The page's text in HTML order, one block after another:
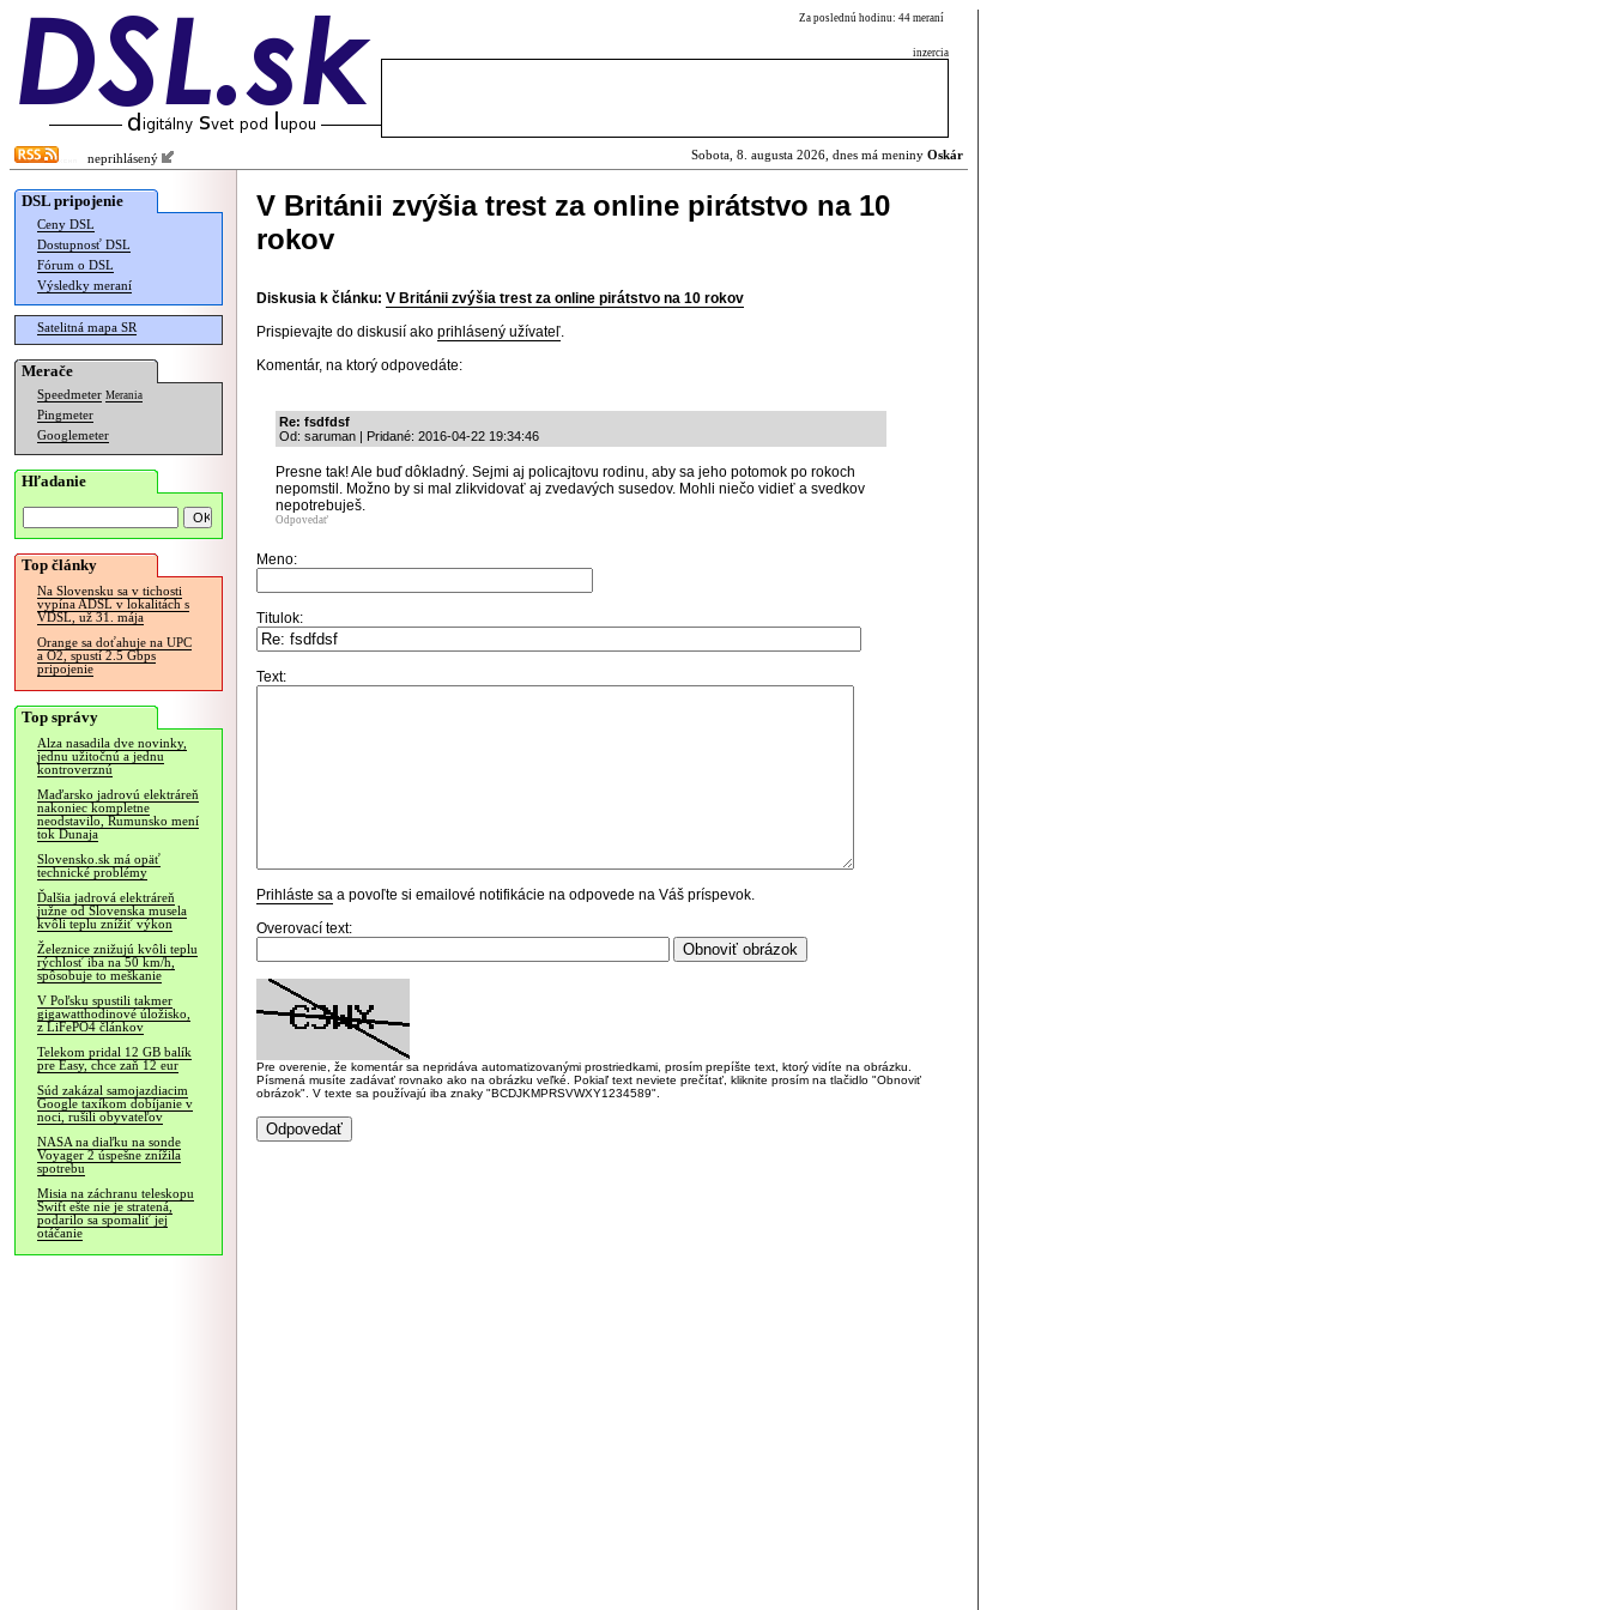
Za poslednú hodinu: 44 meraní
inzercia
neprihlásený Sobota, 8. augusta 2026, dnes má meniny Oskár
DSL pripojenie
Ceny DSL
Dostupnosť DSL
Fórum o DSL
Výsledky meraní
Satelitná mapa SR
Merače
Speedmeter Merania
Pingmeter
Googlemeter
Hľadanie
Top články
Na Slovensku sa v tichosti
vypína ADSL v lokalitách s
VDSL, už 31. mája
Orange sa doťahuje na UPC
a O2, spustí 2.5 Gbps
pripojenie
Top správy
Alza nasadila dve novinky,
jednu užitočnú a jednu
kontroverznú
Maďarsko jadrovú elektráreň
nakoniec kompletne
neodstavilo, Rumunsko mení
tok Dunaja
Slovensko.sk má opäť
technické problémy
Ďalšia jadrová elektráreň
južne od Slovenska musela
kvôli teplu znížiť výkon
Železnice znižujú kvôli teplu
rýchlosť iba na 50 km/h,
spôsobuje to meškanie
V Poľsku spustili takmer
gigawatthodinové úložisko,
z LiFePO4 článkov
Telekom pridal 12 GB balík
pre Easy, chce zaň 12 eur
Súd zakázal samojazdiacim
Google taxíkom dobíjanie v
noci, rušili obyvateľov
NASA na diaľku na sonde
Voyager 2 úspešne znížila
spotrebu
Misia na záchranu teleskopu
Swift ešte nie je stratená,
podarilo sa spomaliť jej
otáčanie
V Británii zvýšia trest za online pirátstvo na 10
rokov
Diskusia k článku: V Británii zvýšia trest za online pirátstvo na 10 rokov
Prispievajte do diskusií ako prihlásený užívateľ.
Komentár, na ktorý odpovedáte:
Re: fsdfdsf
Od: saruman | Pridané: 2016-04-22 19:34:46
Presne tak! Ale buď dôkladný. Sejmi aj policajtovu rodinu, aby sa jeho potomok po rokoch
nepomstil. Možno by si mal zlikvidovať aj zvedavých susedov. Mohli niečo vidieť a svedkov
nepotrebuješ.
Odpovedať
Meno:
Titulok:
Text:
Prihláste sa a povoľte si emailové notifikácie na odpovede na Váš príspevok.
Overovací text:
Pre overenie, že komentár sa nepridáva automatizovanými prostriedkami, prosím prepíšte text, ktorý vidíte na obrázku.
Písmená musíte zadávať rovnako ako na obrázku veľké. Pokiaľ text neviete prečítať, kliknite prosím na tlačidlo "Obnoviť
obrázok". V texte sa používajú iba znaky "BCDJKMPRSVWXY1234589".